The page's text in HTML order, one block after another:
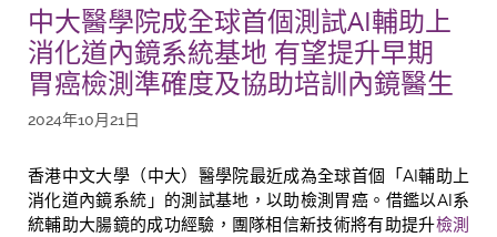
中大醫學院成全球首個測試AI輔助上
消化道內鏡系統基地 有望提升早期
胃癌檢測準確度及協助培訓內鏡醫生
2024年10月21日
香港中文大學（中大）醫學院最近成為全球首個「AI輔助上
消化道內鏡系統」的測試基地，以助檢測胃癌。借鑑以AI系
統輔助大腸鏡的成功經驗，團隊相信新技術將有助提升檢測